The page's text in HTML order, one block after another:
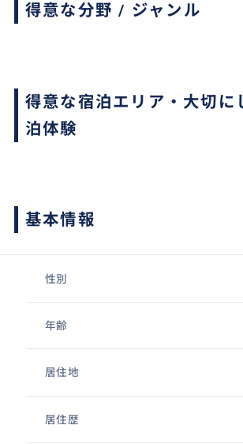
得意な分野 / ジャンル
得意な宿泊エリア・大切に
泊体験
基本情報
性別
年齢
居住地
居住歴